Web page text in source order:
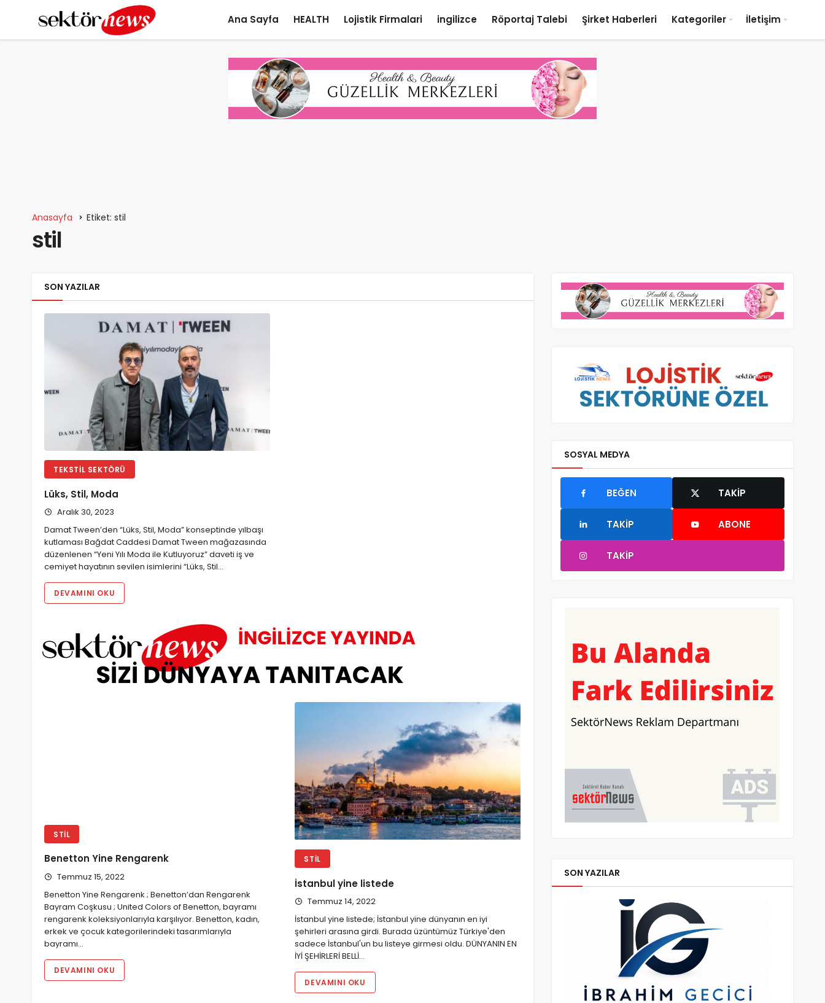
Ana Sayfa HEALTH Lojistik Firmalari ingilizce Röportaj Talebi Şirket Haberleri Kategoriler İletişim
Anasayfa Etiket: stil
stil
SON YAZILAR
TEKSTIL SEKTÖRÜ
Lüks, Stil, Moda
Aralık 30, 2023
Damat Tween’den “Lüks, Stil, Moda” konseptinde yılbaşı
kutlaması Bağdat Caddesi Damat Tween mağazasında
düzenlenen “Yeni Yılı Moda ile Kutluyoruz” daveti iş ve
cemiyet hayatının sevilen isimlerini “Lüks, Stil…
DEVAMINI OKU
STIL
Benetton Yine Rengarenk
Temmuz 15, 2022
Benetton Yine Rengarenk ; Benetton’dan Rengarenk
Bayram Coşkusu ; United Colors of Benetton, bayramı
rengarenk koleksiyonlarıyla karşılıyor. Benetton, kadın,
erkek ve çocuk kategorilerindeki tasarımlarıyla
bayramı…
DEVAMINI OKU
STIL
İstanbul yine listede
Temmuz 14, 2022
İstanbul yine listede; İstanbul yine dünyanın en iyi
şehirleri arasına girdi. Burada üzüntümüz Türkiye'den
sadece İstanbul'un bu listeye girmesi oldu. DÜNYANIN EN
İYİ ŞEHİRLERİ BELLİ…
DEVAMINI OKU
SOSYAL MEDYA
BEĞEN TAKIP
TAKIP ABONE
TAKIP
SON YAZILAR